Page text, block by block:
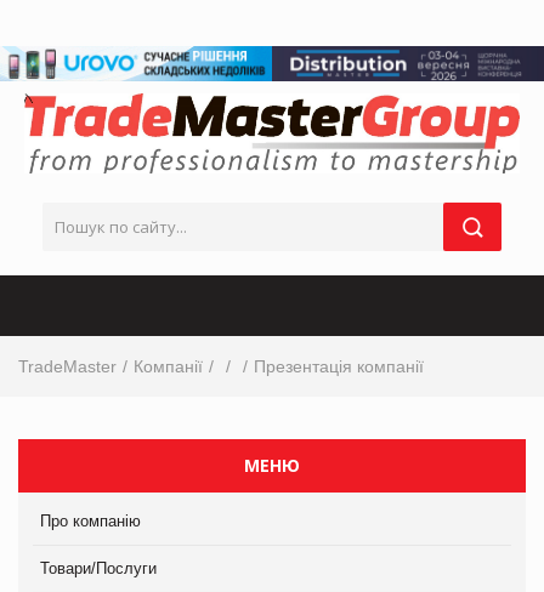
TradeMaster Компанії Презентація компанії
МЕНЮ
Про компанію
Товари/Послуги